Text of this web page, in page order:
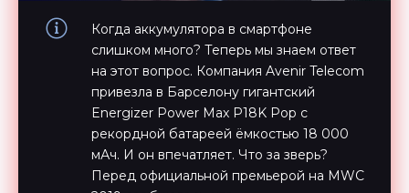
Когда аккумулятора в смартфоне
слишком много? Теперь мы знаем ответ
на этот вопрос. Компания Avenir Telecom
привезла в Барселону гигантский
Energizer Power Max P18K Pop с
рекордной батареей ёмкостью 18 000
мАч. И он впечатляет. Что за зверь?
Перед официальной премьерой на MWC